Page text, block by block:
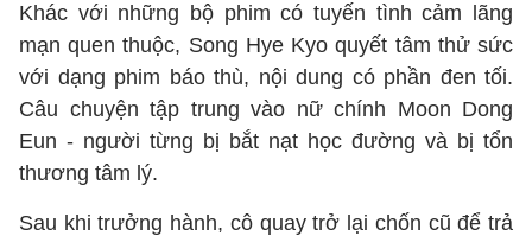
Khác với những bộ phim có tuyến tình cảm lãng
mạn quen thuộc, Song Hye Kyo quyết tâm thử sức
với dạng phim báo thù, nội dung có phần đen tối.
Câu chuyện tập trung vào nữ chính Moon Dong
Eun - người từng bị bắt nạt học đường và bị tổn
thương tâm lý.
Sau khi trưởng hành, cô quay trở lại chốn cũ để trả